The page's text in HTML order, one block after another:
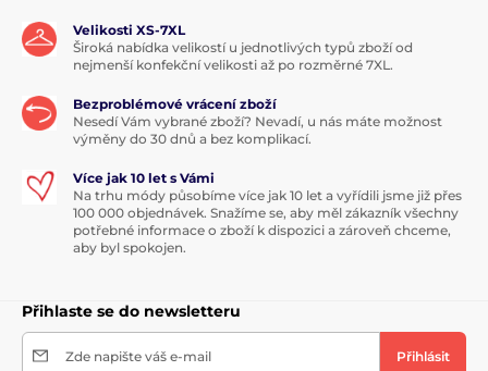
Velikosti XS-7XL
Široká nabídka velikostí u jednotlivých typů zboží od
nejmenší konfekční velikosti až po rozměrné 7XL.
Bezproblémové vrácení zboží
Nesedí Vám vybrané zboží? Nevadí, u nás máte možnost
výměny do 30 dnů a bez komplikací.
Více jak 10 let s Vámi
Na trhu módy působíme více jak 10 let a vyřídili jsme již přes
100 000 objednávek. Snažíme se, aby měl zákazník všechny
potřebné informace o zboží k dispozici a zároveň chceme,
aby byl spokojen.
Přihlaste se do newsletteru
Zde napište váš e-mail Přihlásit